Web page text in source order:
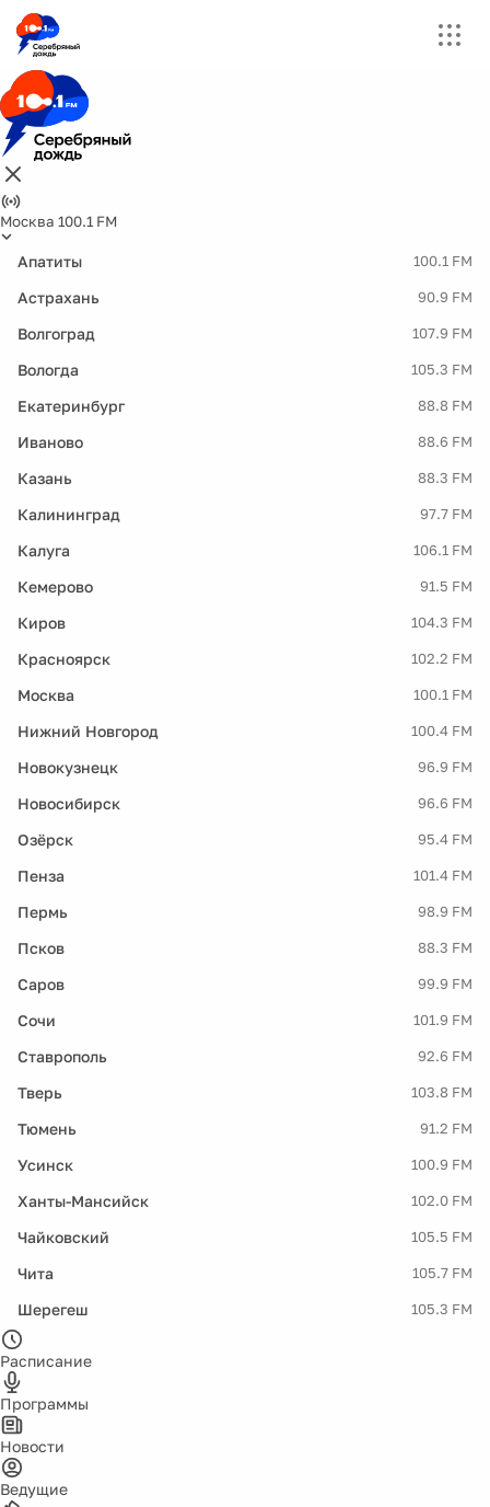
Москва 100.1 FM
Апатиты 100.1 FM
Астрахань 90.9 FM
Волгоград 107.9 FM
Вологда 105.3 FM
Екатеринбург 88.8 FM
Иваново 88.6 FM
Казань 88.3 FM
Калининград 97.7 FM
Калуга 106.1 FM
Кемерово 91.5 FM
Киров 104.3 FM
Красноярск 102.2 FM
Москва 100.1 FM
Нижний Новгород 100.4 FM
Новокузнецк 96.9 FM
Новосибирск 96.6 FM
Озёрск 95.4 FM
Пенза 101.4 FM
Пермь 98.9 FM
Псков 88.3 FM
Саров 99.9 FM
Сочи 101.9 FM
Ставрополь 92.6 FM
Тверь 103.8 FM
Тюмень 91.2 FM
Усинск 100.9 FM
Ханты-Мансийск 102.0 FM
Чайковский 105.5 FM
Чита 105.7 FM
Шерегеш 105.3 FM
Расписание
Программы
Новости
Ведущие